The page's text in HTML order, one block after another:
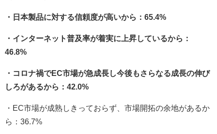
・日本製品に対する信頼度が高いから：65.4%
・インターネット普及率が着実に上昇しているから：
46.8%
・コロナ禍でEC市場が急成長し今後もさらなる成長の伸び
しろがあるから：42.0%
・EC市場が成熟しきっておらず、市場開拓の余地があるか
ら：36.7%